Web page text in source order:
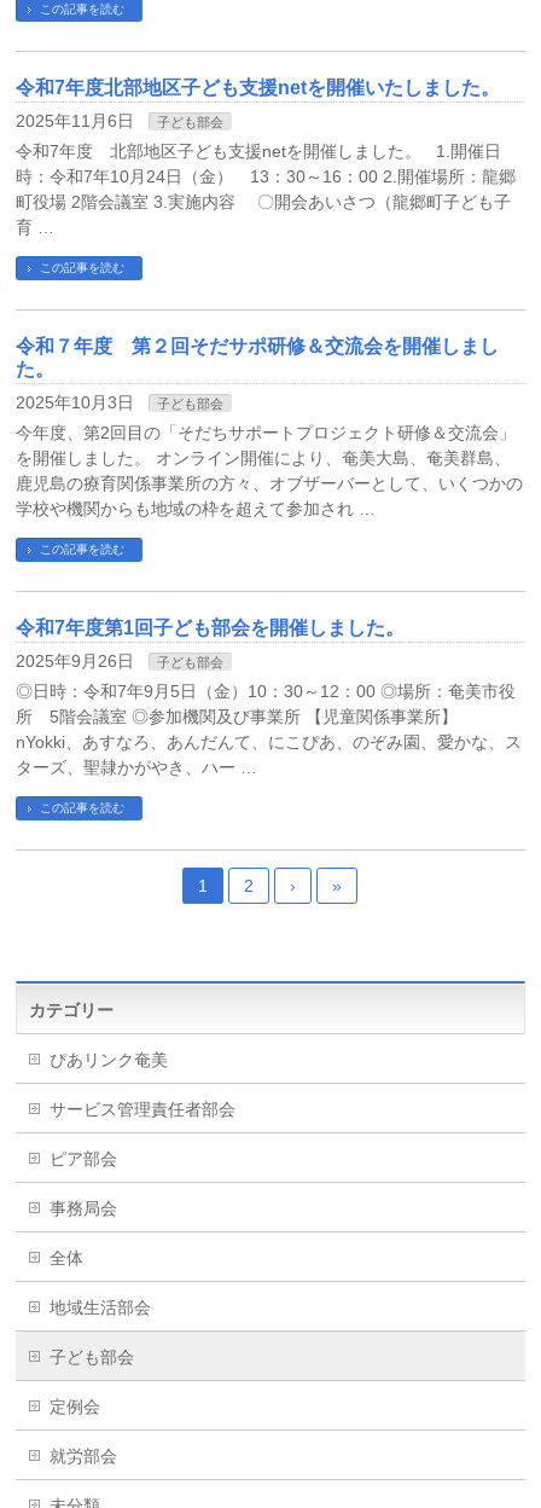
この記事を読む
令和7年度北部地区子ども支援netを開催いたしました。
2025年11月6日 子ども部会
令和7年度 北部地区子ども支援netを開催しました。 1.開催日
時：令和7年10月24日（金） 13：30～16：00 2.開催場所：龍郷
町役場 2階会議室 3.実施内容 〇開会あいさつ（龍郷町子ども子
育 …
この記事を読む
令和７年度 第２回そだサポ研修＆交流会を開催しまし
た。
2025年10月3日 子ども部会
今年度、第2回目の「そだちサポートプロジェクト研修＆交流会」
を開催しました。 オンライン開催により、奄美大島、奄美群島、
鹿児島の療育関係事業所の方々、オブザーバーとして、いくつかの
学校や機関からも地域の枠を超えて参加され …
この記事を読む
令和7年度第1回子ども部会を開催しました。
2025年9月26日 子ども部会
◎日時：令和7年9月5日（金）10：30～12：00 ◎場所：奄美市役
所 5階会議室 ◎参加機関及び事業所 【児童関係事業所】
nYokki、あすなろ、あんだんて、にこぴあ、のぞみ園、愛かな、ス
ターズ、聖隷かがやき、ハー …
この記事を読む
1 2 › »
カテゴリー
ぴあリンク奄美
サービス管理責任者部会
ピア部会
事務局会
全体
地域生活部会
子ども部会
定例会
就労部会